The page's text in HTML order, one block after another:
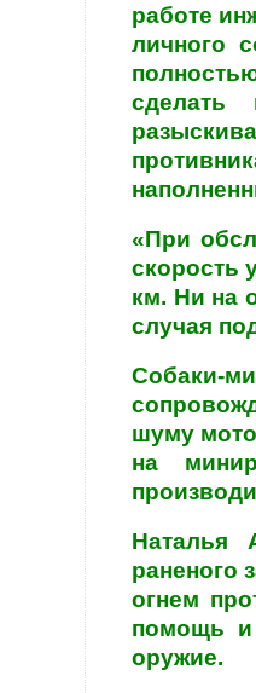
работе
личного
«При
скорость
км. Ни на
случая
Собаки-
шуму
на
Наталья
раненого
огнем
помощь
оружие.